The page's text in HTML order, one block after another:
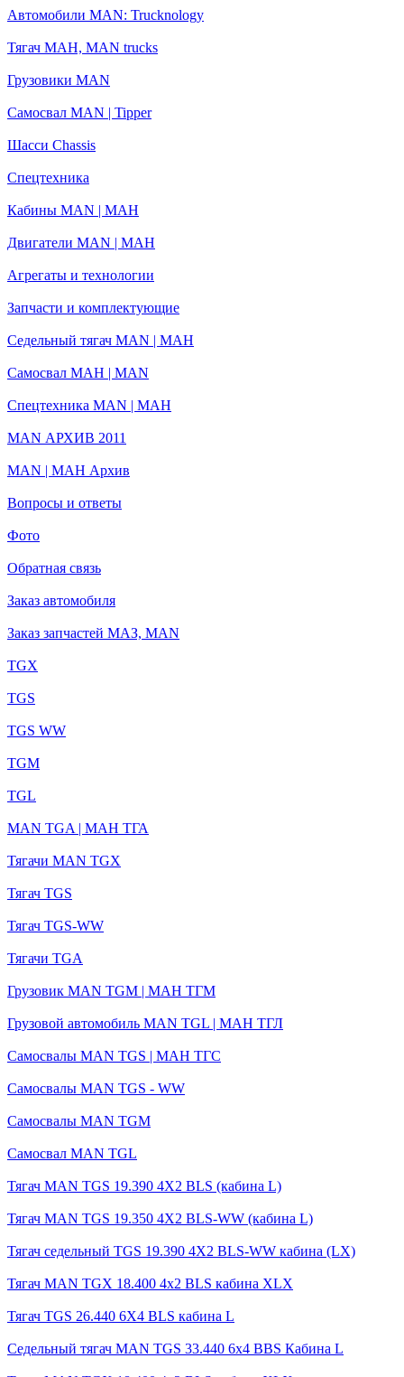
Автомобили MAN: Trucknology
Тягач МАН, MAN trucks
Грузовики MAN
Самосвал MAN | Tipper
Шасси Chassis
Спецтехника
Кабины MAN | МАН
Двигатели MAN | МАН
Агрегаты и технологии
Запчасти и комплектующие
Седельный тягач MAN | МАН
Самосвал МАН | MAN
Спецтехника MAN | МАН
MAN АРХИВ 2011
MAN | МАН Архив
Вопросы и ответы
Фото
Обратная связь
Заказ автомобиля
Заказ запчастей МАЗ, MAN
TGX
TGS
TGS WW
TGM
TGL
MAN TGA | МАН ТГА
Тягачи MAN TGX
Тягач TGS
Тягач TGS-WW
Тягачи TGA
Грузовик MAN TGM | МАН ТГМ
Грузовой автомобиль MAN TGL | MАН ТГЛ
Самосвалы MAN TGS | МАН ТГС
Самосвалы MAN TGS - WW
Самосвалы MAN TGM
Самосвал MAN TGL
Тягач MAN TGS 19.390 4X2 BLS (кабина L)
Тягач MAN TGS 19.350 4X2 BLS-WW (кабина L)
Тягач седельный TGS 19.390 4X2 BLS-WW кабина (LX)
Тягач MAN TGX 18.400 4x2 BLS кабина XLX
Тягач TGS 26.440 6X4 BLS кабина L
Седельный тягач MAN TGS 33.440 6x4 BBS Кабина L